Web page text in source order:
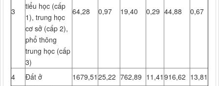
3
tiểu học (cấp
1), trung học
cơ sở (cấp 2),
phổ thông
trung học (cấp
3)
64,28 0,97 19,40 0,29 44,88 0,67
4 Đất ở 1679,51 25,22 762,89 11,41 916,62 13,81